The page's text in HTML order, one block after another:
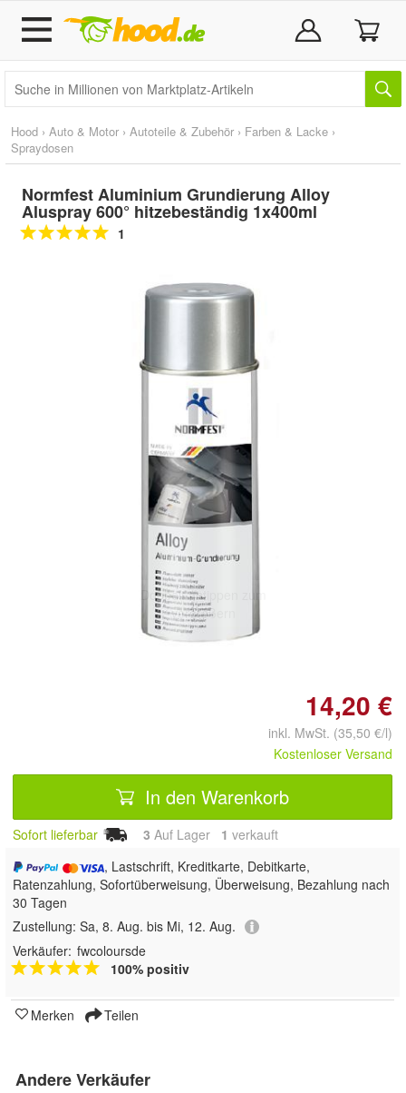
Hood › Auto & Motor › Autoteile & Zubehör › Farben & Lacke ›
Spraydosen
Normfest Aluminium Grundierung Alloy
Aluspray 600° hitzebeständig 1x400ml
1
Doppelt antippen zum
vergrößern
14,20 €
inkl. MwSt. (35,50 €/l)
Kostenloser Versand
In den Warenkorb
Sofort lieferbar 3 Auf Lager 1 verkauft
, Lastschrift, Kreditkarte, Debitkarte,
Ratenzahlung, Sofortüberweisung, Überweisung, Bezahlung nach
30 Tagen
Zustellung: Sa, 8. Aug. bis Mi, 12. Aug.
Verkäufer: fwcoloursde
100% positiv
Merken Teilen
Andere Verkäufer